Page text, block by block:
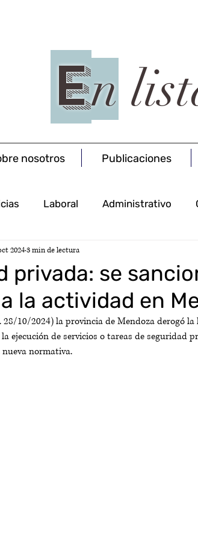
En
nosotros Publicaciones
Laboral Administrativo
Procesal Concursal
privada: se
la actividad en
20243 min de lectura
28/10/2024) la provincia de Mendoza derogó
ejecución de servicios o tareas de seguridad
normativa.